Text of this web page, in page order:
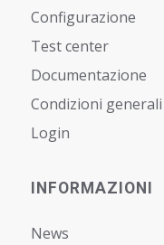
Configurazione
Test center
Documentazione
Condizioni generali
Login
INFORMAZIONI
News